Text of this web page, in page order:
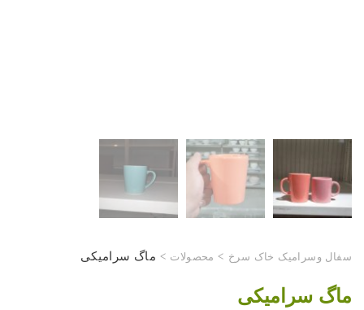
سفال وسرامیک خاک سرخ > محصولات > ماگ سرامیکی
ماگ سرامیکی